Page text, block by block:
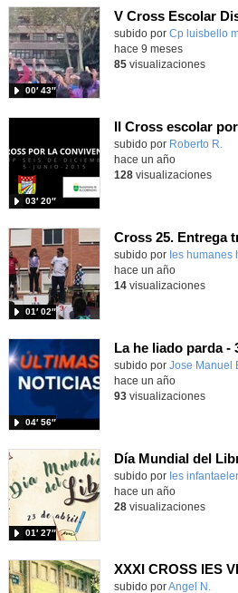
V Cross Escolar
Contenido educativo.
subido por Cp luisbello
00′ 43″
hace 9 meses
85visualizaciones
II Cross escolar
Contenido educativo.
subido por Roberto R.
03′ 20″
hace un año
128visualizaciones
Cross 25. Entrega
subido por Ies humanes
01′ 02″
hace un año
14visualizaciones
Contenido educativo.
subido por Jose Manuel
04′ 56″
hace un año
93visualizaciones
Día Mundial del
subido por Ies
01′ 27″
hace un año
28visualizaciones
Contenido educativo.
subido porAngel N.